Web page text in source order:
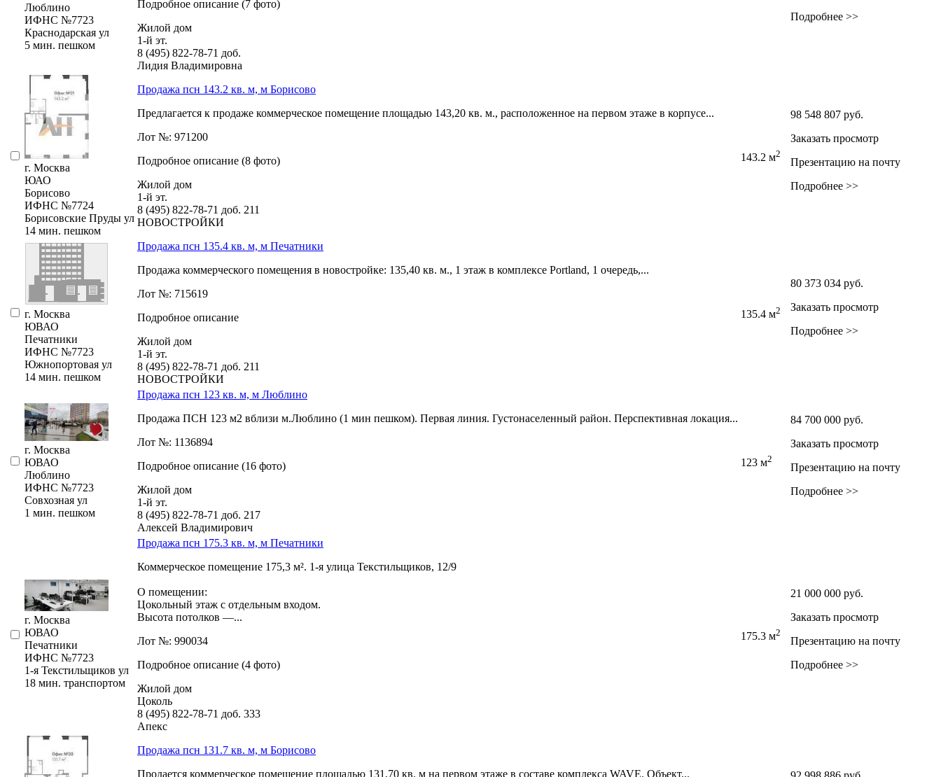
Люблино
ИФНС №7723
Краснодарская ул
5 мин. пешком
Подробное описание (7 фото)
Жилой дом
1-й эт.
8 (495) 822-78-71 доб.
Лидия Владимировна
Подробнее >>
г. Москва
ЮАО
Борисово
ИФНС №7724
Борисовские Пруды ул
14 мин. пешком
Продажа псн 143.2 кв. м, м Борисово
Предлагается к продаже коммерческое помещение площадью 143,­20 кв. м.,­ расположенное на первом этаже в корпусе...
Лот №: 971200
Подробное описание (8 фото)
Жилой дом
1-й эт.
8 (495) 822-78-71 доб. 211
НОВОСТРОЙКИ
143.2 м2
98 548 807 руб.
Заказать просмотр
Презентацию на почту
Подробнее >>
г. Москва
ЮВАО
Печатники
ИФНС №7723
Южнопортовая ул
14 мин. пешком
Продажа псн 135.4 кв. м, м Печатники
Продажа коммерческого помещения в новостройке: 135,­40 кв. м.,­ 1 этаж в комплексе Portland,­ 1 очередь,­...
Лот №: 715619
Подробное описание
Жилой дом
1-й эт.
8 (495) 822-78-71 доб. 211
НОВОСТРОЙКИ
135.4 м2
80 373 034 руб.
Заказать просмотр
Подробнее >>
г. Москва
ЮВАО
Люблино
ИФНС №7723
Совхозная ул
1 мин. пешком
Продажа псн 123 кв. м, м Люблино
Продажа ПСН 123 м2 вблизи м.Люблино (1 мин пешком). Первая линия. Густонаселенный район. Перспективная локация...
Лот №: 1136894
Подробное описание (16 фото)
Жилой дом
1-й эт.
8 (495) 822-78-71 доб. 217
Алексей Владимирович
123 м2
84 700 000 руб.
Заказать просмотр
Презентацию на почту
Подробнее >>
г. Москва
ЮВАО
Печатники
ИФНС №7723
1-я Текстильщиков ул
18 мин. транспортом
Продажа псн 175.3 кв. м, м Печатники
Коммерческое помещение 175,­3 м². 1-я улица Текстильщиков,­ 12/9
О помещении:
Цокольный этаж с отдельным входом.
Высота потолков —...
Лот №: 990034
Подробное описание (4 фото)
Жилой дом
Цоколь
8 (495) 822-78-71 доб. 333
Апекс
175.3 м2
21 000 000 руб.
Заказать просмотр
Презентацию на почту
Подробнее >>
Продажа псн 131.7 кв. м, м Борисово
Продается коммерческое помещение площадью 131,­70 кв. м на первом этаже в составе комплекса WAVE. Объект...